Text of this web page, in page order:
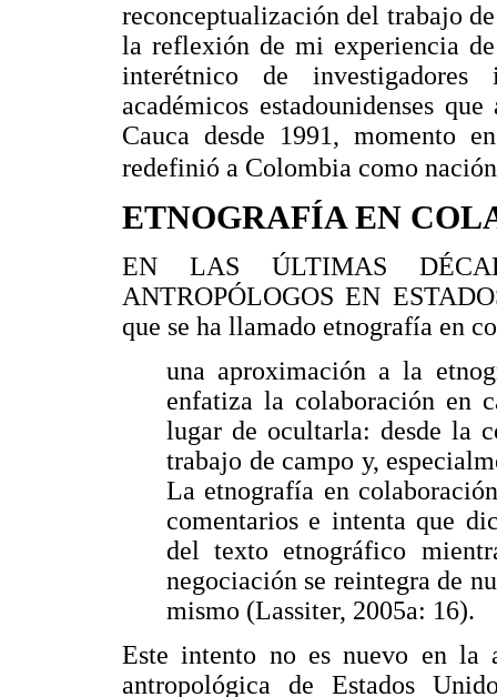
reconceptualización del trabajo
la reflexión de mi experiencia
interétnico de investigadores
académicos estadounidenses
Cauca desde 1991, momento
redefinió a Colombia como
ETNOGRAFÍA EN
EN LAS ÚLTIMAS
ANTROPÓLOGOS EN
que se ha llamado etnografía en
una aproximación a la
enfatiza la colaboración en
lugar de ocultarla: desde la
trabajo de campo y,
La etnografía en
comentarios e intenta que
del texto etnográfico
negociación se reintegra de
mismo (Lassiter, 2005a: 16).
Este intento no es nuevo en la
antropológica de Estados